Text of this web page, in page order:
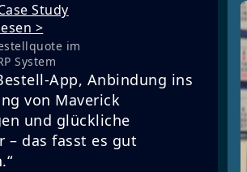
Study
>
im
System
App, Anbindung ins
von Maverick
und glückliche
– das fasst es gut